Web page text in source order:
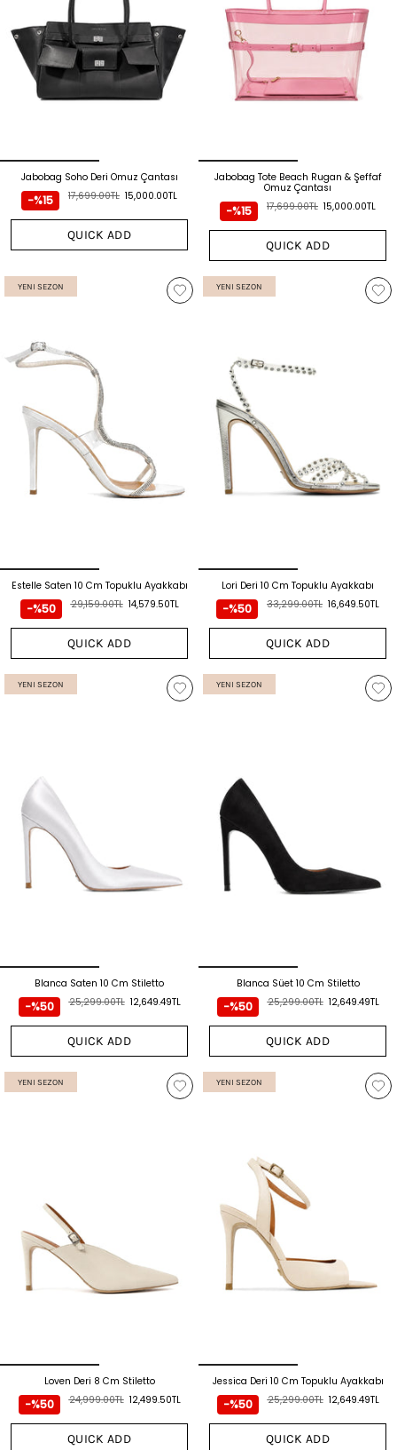
Jabobag Soho Deri Omuz Çantası
15,000.00TL
17,699.00TL
-%15
QUICK ADD
Jabobag Tote Beach Rugan & Şeffaf
Omuz Çantası
15,000.00TL
17,699.00TL
-%15
QUICK ADD
YENI SEZON
Estelle Saten 10 Cm Topuklu Ayakkabı
14,579.50TL
29,159.00TL
-%50
QUICK ADD
YENI SEZON
Lori Deri 10 Cm Topuklu Ayakkabı
16,649.50TL
33,299.00TL
-%50
QUICK ADD
YENI SEZON
Blanca Saten 10 Cm Stiletto
12,649.49TL
25,299.00TL
-%50
QUICK ADD
YENI SEZON
Blanca Süet 10 Cm Stiletto
12,649.49TL
25,299.00TL
-%50
QUICK ADD
YENI SEZON
Loven Deri 8 Cm Stiletto
12,499.50TL
24,999.00TL
-%50
QUICK ADD
YENI SEZON
Jessica Deri 10 Cm Topuklu Ayakkabı
12,649.49TL
25,299.00TL
-%50
QUICK ADD